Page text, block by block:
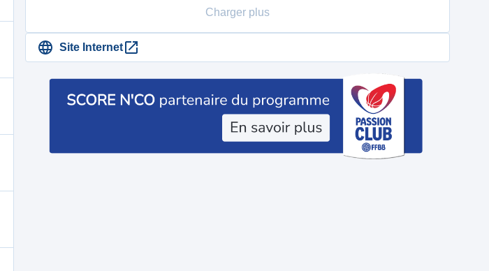
Charger plus
Site Internet